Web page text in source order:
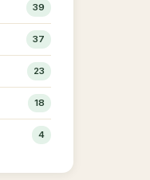
39
37
23
18
4